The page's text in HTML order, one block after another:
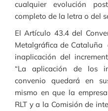
cualquier evolución
completo de la letra o del
El Artículo 43.4 del
Metalgráfica de Cataluña
inaplicación del
“La aplicación de los
convenio quedará en
mismo en que la
RLT y a la Comisión de